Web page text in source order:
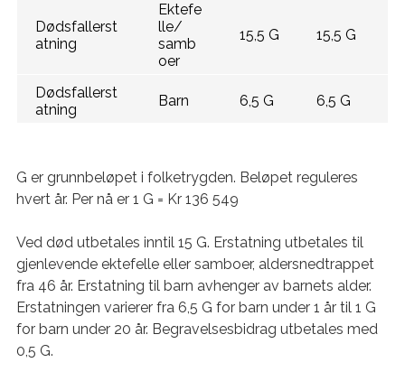
Dødsfallerst
atning
Ektefe
lle/
samb
oer
15,5 G 15,5 G
Dødsfallerst
atning
Barn 6,5 G 6,5 G
G er grunnbeløpet i folketrygden. Beløpet reguleres
hvert år. Per nå er 1 G = Kr 136 549
Ved død utbetales inntil 15 G. Erstatning utbetales til
gjenlevende ektefelle eller samboer, aldersnedtrappet
fra 46 år. Erstatning til barn avhenger av barnets alder.
Erstatningen varierer fra 6,5 G for barn under 1 år til 1 G
for barn under 20 år. Begravelsesbidrag utbetales med
0,5 G.